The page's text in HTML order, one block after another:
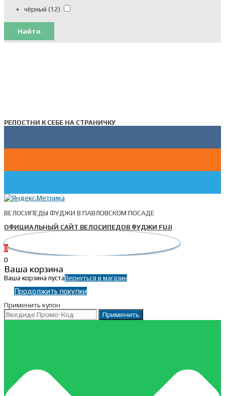
чёрный (12)
Найти
РЕПОСТНИ К СЕБЕ НА СТРАНИЧКУ
ВЕЛОСИПЕДЫ ФУДЖИ В ПАВЛОВСКОМ ПОСАДЕ
ОФИЦИАЛЬНЫЙ САЙТ ВЕЛОСИПЕДОВ ФУДЖИ FUJI
0
0
Ваша корзина
Ваша корзина пустаВернуться в магазин
Продолжить покупки
Применить купон
Применить